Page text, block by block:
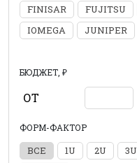
FINISAR
FUJITSU
IOMEGA
JUNIPER
БЮДЖЕТ, ₽
ОТ
ФОРМ-ФАКТОР
ВСЕ 1U 2U 3U